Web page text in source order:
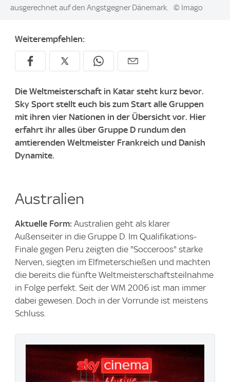
ausgerechnet auf den Angstgegner Dänemark.
© Imago
Weiterempfehlen:
Die Weltmeisterschaft in Katar steht kurz bevor.
Sky Sport stellt euch bis zum Start alle Gruppen
mit ihren vier Nationen in der Übersicht vor. Hier
erfahrt ihr alles über Gruppe D rundum den
amtierenden Weltmeister Frankreich und Danish
Dynamite.
Australien
Aktuelle Form: Australien geht als klarer
Außenseiter in die Gruppe D. Im Qualifikations-
Finale gegen Peru zeigten die "Socceroos" starke
Nerven, siegten im Elfmeterschießen und machten
die bereits die fünfte Weltmeisterschaftsteilnahme
in Folge perfekt. Seit der WM 2006 ist man immer
dabei gewesen. Doch in der Vorrunde ist meistens
Schluss.